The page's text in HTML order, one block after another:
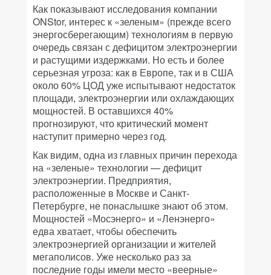
Как показывают исследования компании
ONStor, интерес к «зеленым» (прежде всего
энергосберегающим) технологиям в первую
очередь связан с дефицитом электроэнергии
и растущими издержками. Но есть и более
серьезная угроза: как в Европе, так и в США
около 60% ЦОД уже испытывают недостаток
площади, электроэнергии или охлаждающих
мощностей. В оставшихся 40%
прогнозируют, что критический момент
наступит примерно через год.
Как видим, одна из главных причин перехода
на «зеленые» технологии — дефицит
электроэнергии. Предприятия,
расположенные в Москве и Санкт-
Петербурге, не понаслышке знают об этом.
Мощностей «Мосэнерго» и «Ленэнерго»
едва хватает, чтобы обеспечить
электроэнергией организации и жителей
мегаполисов. Уже несколько раз за
последние годы имели место «веерные»